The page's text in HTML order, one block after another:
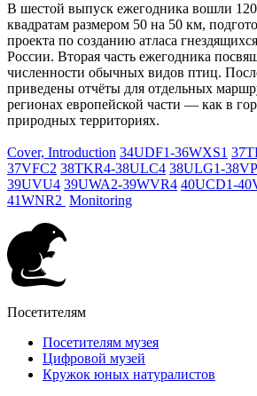
В шестой выпуск ежегодника вошли 120
квадратам размером 50 на 50 км,
проекта по созданию атласа
России. Вторая часть ежегодника
численности обычных видов птиц.
приведены отчёты для отдельных
регионах европейской части — как в
природных территориях.
Cover, Introduction 34UDF1-36WXS1
37VFC2 38TKR4-38ULC4 38ULG1-
39UVU4 39UWA2-39WVR4 40UCD1-
41WNR2 Monitoring
Посетителям
Посетителям музея
Цифровой музей
Кружок юных натуралистов